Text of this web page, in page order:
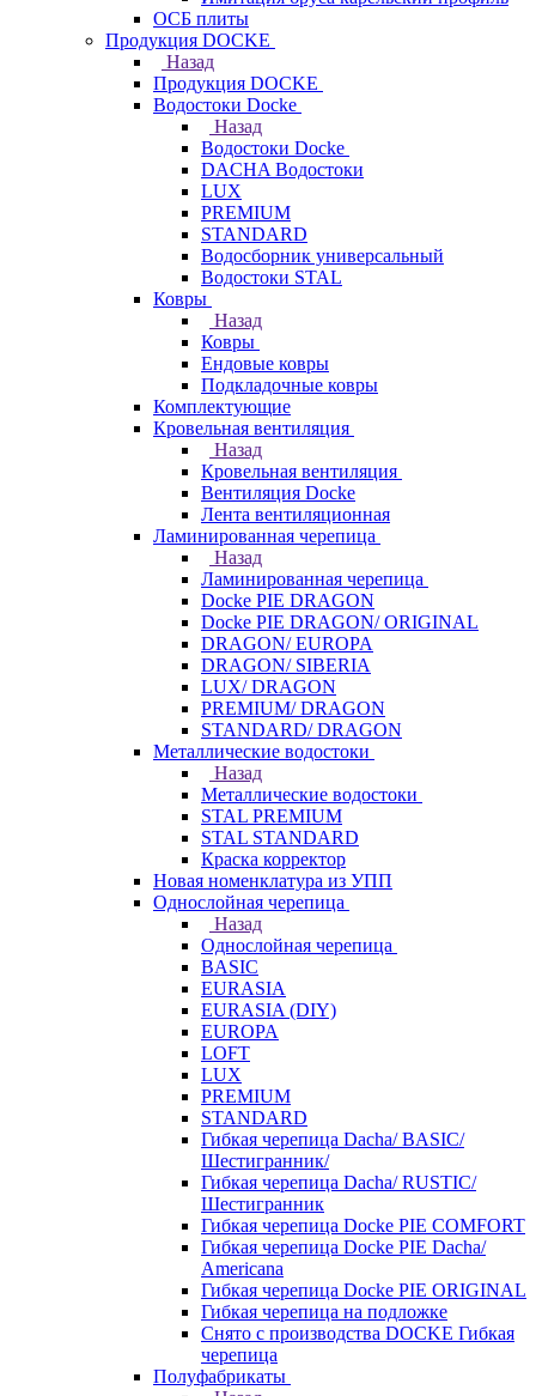
ОСБ плиты
Продукция DOCKE
Назад
Продукция DOCKE
Водостоки Docke
Назад
Водостоки Docke
DACHA Водостоки
LUX
PREMIUM
STANDARD
Водосборник универсальный
Водостоки STAL
Ковры
Назад
Ковры
Ендовые ковры
Подкладочные ковры
Комплектующие
Кровельная вентиляция
Назад
Кровельная вентиляция
Вентиляция Docke
Лента вентиляционная
Ламинированная черепица
Назад
Ламинированная черепица
Docke PIE DRAGON
Docke PIE DRAGON/ ORIGINAL
DRAGON/ EUROPA
DRAGON/ SIBERIA
LUX/ DRAGON
PREMIUM/ DRAGON
STANDARD/ DRAGON
Металлические водостоки
Назад
Металлические водостоки
STAL PREMIUM
STAL STANDARD
Краска корректор
Новая номенклатура из УПП
Однослойная черепица
Назад
Однослойная черепица
BASIC
EURASIA
EURASIA (DIY)
EUROPA
LOFT
LUX
PREMIUM
STANDARD
Гибкая черепица Dacha/ BASIC/
Шестигранник/
Гибкая черепица Dacha/ RUSTIC/
Шестигранник
Гибкая черепица Docke PIE COMFORT
Гибкая черепица Docke PIE Dacha/
Americana
Гибкая черепица Docke PIE ОRIGINАL
Гибкая черепица на подложке
Снято с производства DOCKE Гибкая
черепица
Полуфабрикаты